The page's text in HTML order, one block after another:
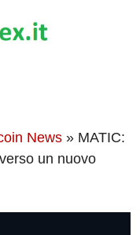
News » MATIC:
un nuovo